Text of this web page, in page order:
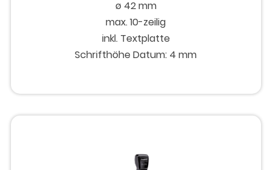
ø 42 mm
max. 10-zeilig
inkl. Textplatte
Schrifthöhe Datum: 4 mm